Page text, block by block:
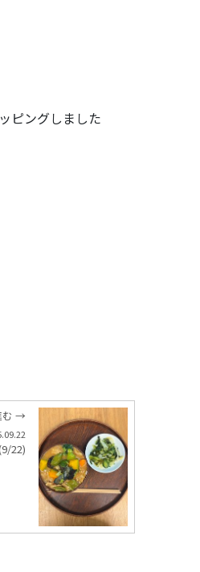
ピングしました
む →
22)